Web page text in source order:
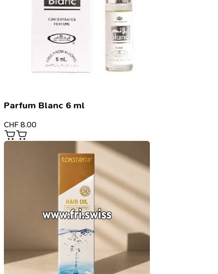
Parfum Blanc 6 ml
CHF 8.00